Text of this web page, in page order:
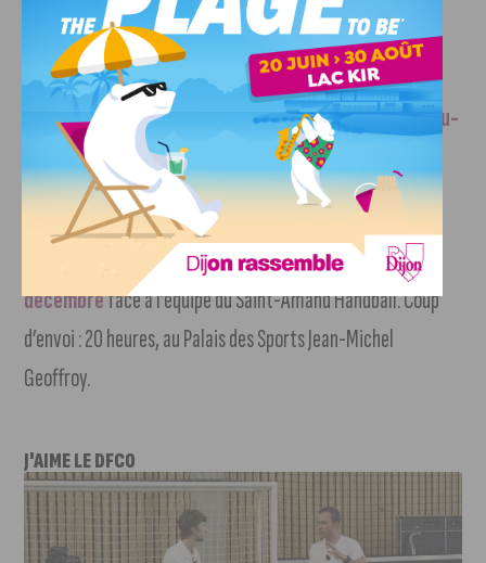
et lundi, il faudra retourner à l’entrainement pour le
prochain match ! »
La prochaine rencontre aura lieu dans les Bouches-du-
Rhônele vendredi 21 octobre face à l’équipe de Plan-de-
Cuques. Coup d’envoi programmé à 20 heures 30.
Prochain match à domicile programmé le vendredi 2
décembreface à l’équipe du Saint-Amand Handball. Coup
d’envoi : 20 heures, au Palais des Sports Jean-Michel
Geoffroy.
J'AIME LE DFCO